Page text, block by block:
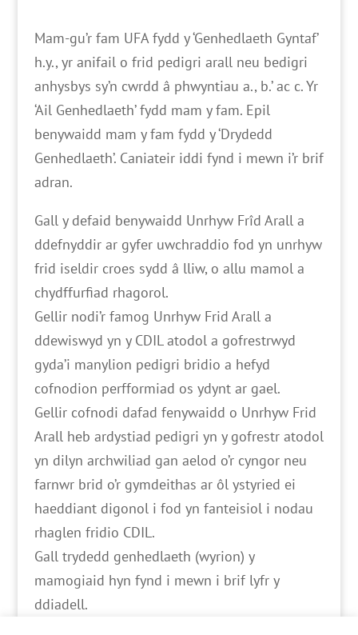
Mam-gu’r fam UFA fydd y ‘Genhedlaeth Gyntaf’
h.y., yr anifail o frid pedigri arall neu bedigri
anhysbys sy’n cwrdd â phwyntiau a., b.’ ac c. Yr
‘Ail Genhedlaeth’ fydd mam y fam. Epil
benywaidd mam y fam fydd y ‘Drydedd
Genhedlaeth’. Caniateir iddi fynd i mewn i’r brif
adran.
Gall y defaid benywaidd Unrhyw Frîd Arall a
ddefnyddir ar gyfer uwchraddio fod yn unrhyw
frid iseldir croes sydd â lliw, o allu mamol a
chydffurfiad rhagorol.
Gellir nodi’r famog Unrhyw Frid Arall a
ddewiswyd yn y CDIL atodol a gofrestrwyd
gyda’i manylion pedigri bridio a hefyd
cofnodion perfformiad os ydynt ar gael.
Gellir cofnodi dafad fenywaidd o Unrhyw Frid
Arall heb ardystiad pedigri yn y gofrestr atodol
yn dilyn archwiliad gan aelod o’r cyngor neu
farnwr brid o’r gymdeithas ar ôl ystyried ei
haeddiant digonol i fod yn fanteisiol i nodau
rhaglen fridio CDIL.
Gall trydedd genhedlaeth (wyrion) y
mamogiaid hyn fynd i mewn i brif lyfr y
ddiadell.